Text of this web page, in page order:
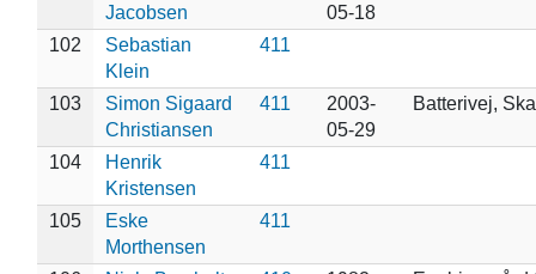
Jacobsen
05-18
102
Sebastian
Klein
411
103
Simon Sigaard
Christiansen
411
2003-
05-29
Batterivej,
104
Henrik
Kristensen
411
105
Eske
Morthensen
411